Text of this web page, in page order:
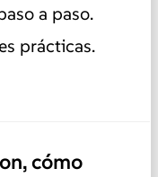
a paso.
prácticas.
cómo